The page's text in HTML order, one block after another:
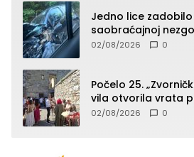
Jedno lice
saobraćajnoj
(FOTO)
02/08/2026 0
Počelo 25.
vila otvorila vrata
02/08/2026 0